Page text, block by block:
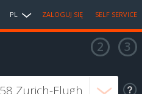
PL ZALOGUJ SIĘ SELF SERVICE